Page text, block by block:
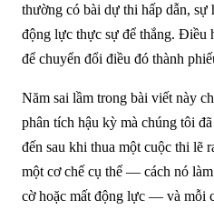
thường có bài dự thi hấp dẫn, sự
động lực thực sự để thắng. Điều
để chuyển đổi điều đó thành
Năm sai lầm trong bài viết này
phân tích hậu kỳ mà chúng tôi
đến sau khi thua một cuộc thi lẽ
một cơ chế cụ thể — cách nó
cờ hoặc mất động lực — và mỗi